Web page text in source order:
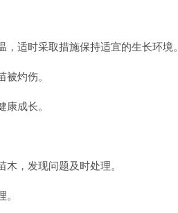
适时采取措施保持适宜的生长环境。
灼伤。
成长。
，发现问题及时处理。